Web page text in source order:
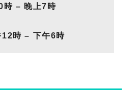
時 – 晚上7時
12時 – 下午6時